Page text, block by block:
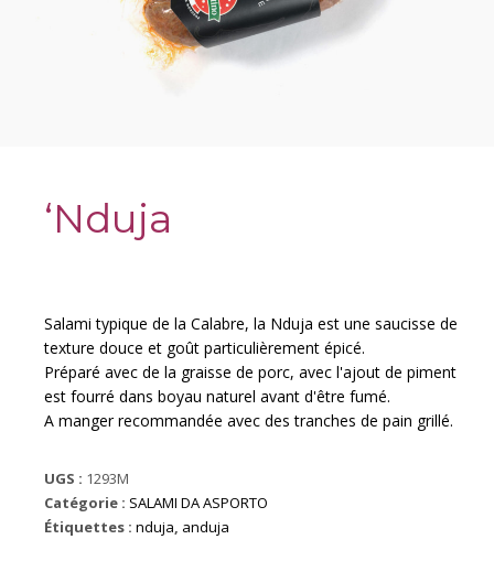
‘Nduja
Salami typique de la Calabre, la Nduja est une saucisse de
texture douce et goût particulièrement épicé.
Préparé avec de la graisse de porc, avec l'ajout de piment
est fourré dans boyau naturel avant d'être fumé.
A manger recommandée avec des tranches de pain grillé.
UGS : 1293M
Catégorie : SALAMI DA ASPORTO
Étiquettes : nduja, anduja